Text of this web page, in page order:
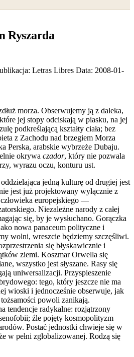
Ryszarda
Letras Libres Data: 2008-01-
morza. Obserwujemy ją z daleka,
jej stopy odciskają w piasku, na jej
podkreślającą kształty ciała; bez
z Zachodu nad brzegiem Morza
Perska, arabskie wybrzeże Dubaju.
okrywa czador, który nie pozwala
wyrazu oczu, konturu ust.
jedną kulturę od drugiej jest
jest już projektowany wyłącznie z
europejskiego —
Niezależne narody z całej
się, by je wysłuchano. Gorączka
nowa panaceum polityczne i
wolni, wreszcie będziemy szczęśliwi.
się błyskawicznie i
ziemi. Koszmar Orwella się
wszystko jest słyszane. Rasy się
uniwersalizacji. Przyspieszenie
tego, który jeszcze nie ma
wioski i jednocześnie obserwuje, jak
powoli zanikają.
tendencje radykalne: rozjątrzony
źle pojęty kosmopolityzm
Postać jednostki chwieje się w
w pełni zglobalizowanej. Rodzą się